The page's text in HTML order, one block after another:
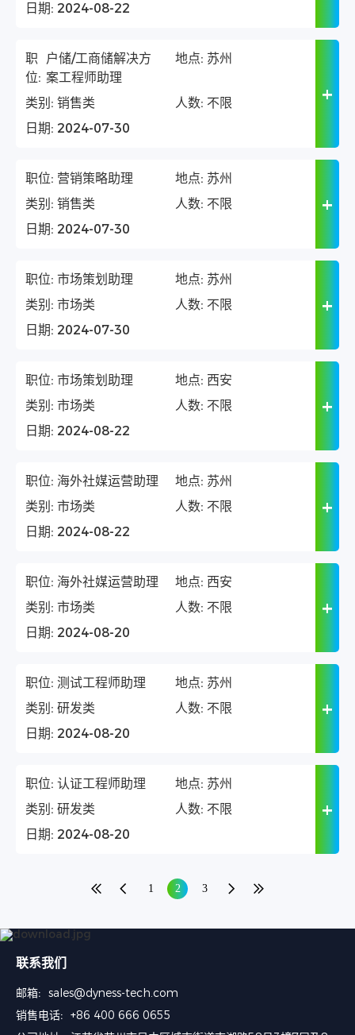
日期: 2024-08-22
职
位:
户储/工商储解决方
案工程师助理
地点: 苏州
类别: 销售类 人数: 不限
日期: 2024-07-30
职位: 营销策略助理 地点: 苏州
类别: 销售类 人数: 不限
日期: 2024-07-30
职位: 市场策划助理 地点: 苏州
类别: 市场类 人数: 不限
日期: 2024-07-30
职位: 市场策划助理 地点: 西安
类别: 市场类 人数: 不限
日期: 2024-08-22
职位: 海外社媒运营助理 地点: 苏州
类别: 市场类 人数: 不限
日期: 2024-08-22
职位: 海外社媒运营助理 地点: 西安
类别: 市场类 人数: 不限
日期: 2024-08-20
职位: 测试工程师助理 地点: 苏州
类别: 研发类 人数: 不限
日期: 2024-08-20
职位: 认证工程师助理 地点: 苏州
类别: 研发类 人数: 不限
日期: 2024-08-20
1 2 3
联系我们
邮箱: sales@dyness-tech.com
销售电话: +86 400 666 0655